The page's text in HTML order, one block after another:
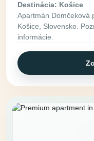
Destinácia: Košice
Apartmán Domčeková
Košice, Slovensko.
informácie.